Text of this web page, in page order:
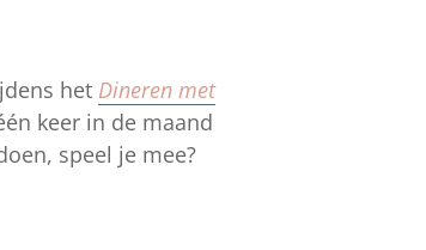
het Dineren met
keer in de maand
speel je mee?